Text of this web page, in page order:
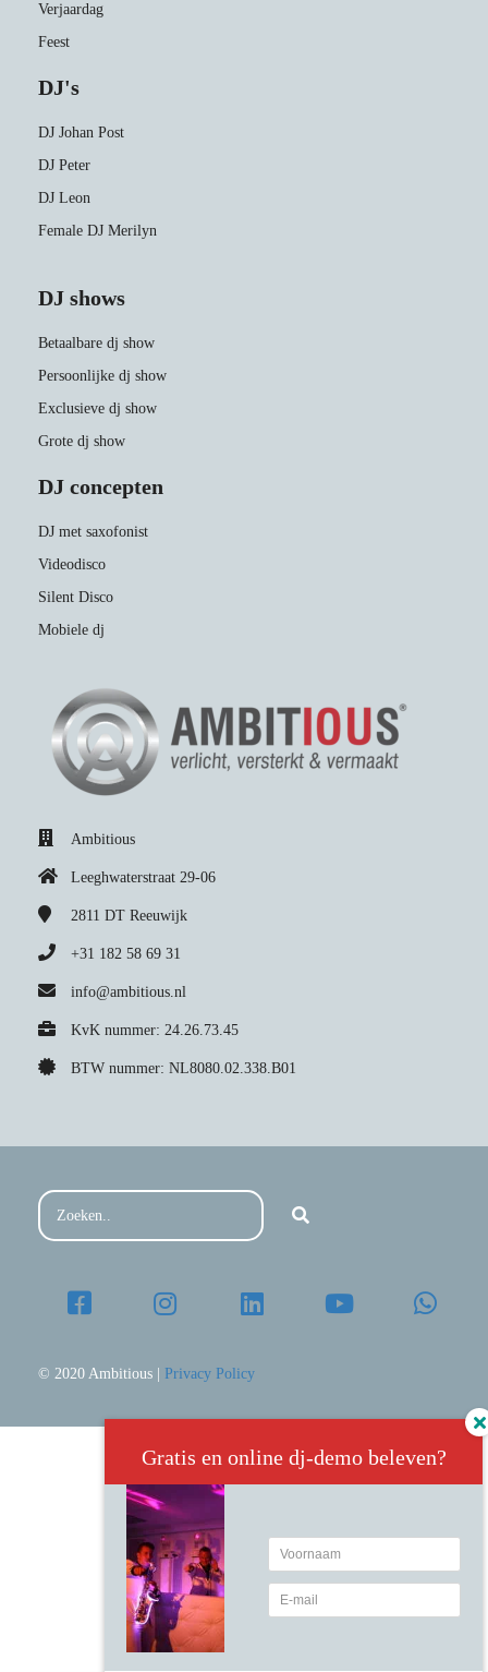
Verjaardag
Feest
DJ's
DJ Johan Post
DJ Peter
DJ Leon
Female DJ Merilyn
DJ shows
Betaalbare dj show
Persoonlijke dj show
Exclusieve dj show
Grote dj show
DJ concepten
DJ met saxofonist
Videodisco
Silent Disco
Mobiele dj
Ambitious
Leeghwaterstraat 29-06
2811 DT Reeuwijk
+31 182 58 69 31
info@ambitious.nl
KvK nummer: 24.26.73.45
BTW nummer: NL8080.02.338.B01
© 2020 Ambitious | Privacy Policy
Gratis en online dj-demo beleven?